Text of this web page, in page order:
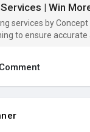
| Win
services by
to ensure accurate
Comment